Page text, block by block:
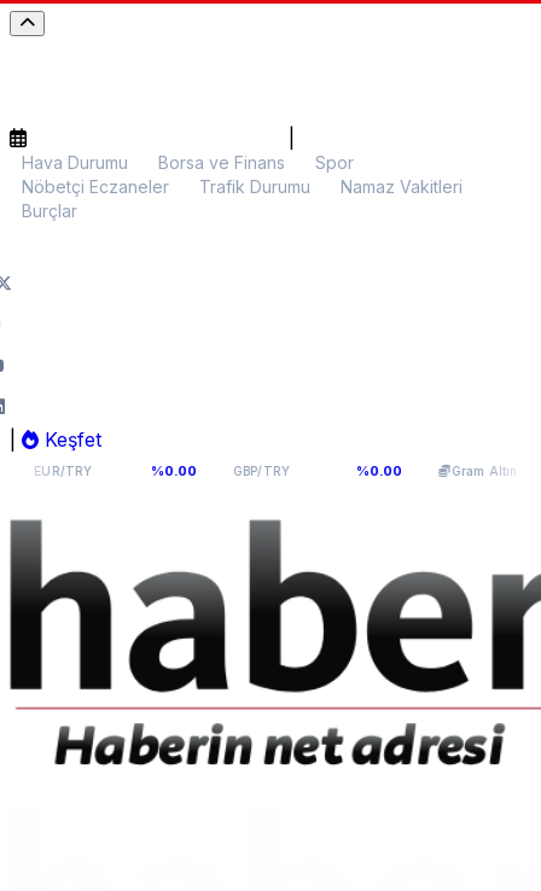
Hava Durumu Borsa ve Finans
Spor
Nöbetçi Eczaneler
Trafik Durumu
Namaz Vakitleri
Burçlar
Keşfet
%0.00 GBP/TRY64,0893 %0.00 Gram Altın 5.991,33 %0.00